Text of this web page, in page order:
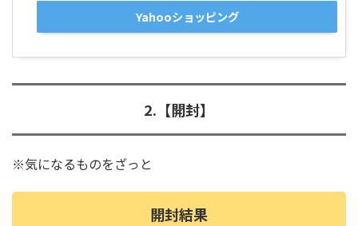
Yahooショッピング
2.【開封】
※気になるものをざっと
開封結果